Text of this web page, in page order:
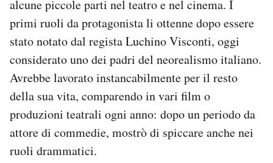
alcune piccole parti nel teatro e nel cinema. I
primi ruoli da protagonista li ottenne dopo essere
stato notato dal regista Luchino Visconti, oggi
considerato uno dei padri del neorealismo italiano.
Avrebbe lavorato instancabilmente per il resto
della sua vita, comparendo in vari film o
produzioni teatrali ogni anno: dopo un periodo da
attore di commedie, mostrò di spiccare anche nei
ruoli drammatici.